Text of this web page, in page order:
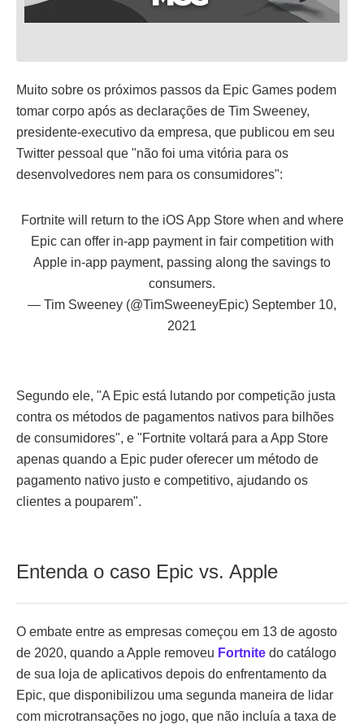
Muito sobre os próximos passos da Epic Games podem
tomar corpo após as declarações de Tim Sweeney,
presidente-executivo da empresa, que publicou em seu
Twitter pessoal que "não foi uma vitória para os
desenvolvedores nem para os consumidores":
Fortnite will return to the iOS App Store when and where
Epic can offer in-app payment in fair competition with
Apple in-app payment, passing along the savings to
consumers.
— Tim Sweeney (@TimSweeneyEpic) September 10,
2021
Segundo ele, "A Epic está lutando por competição justa
contra os métodos de pagamentos nativos para bilhões
de consumidores", e "Fortnite voltará para a App Store
apenas quando a Epic puder oferecer um método de
pagamento nativo justo e competitivo, ajudando os
clientes a pouparem".
Entenda o caso Epic vs. Apple
O embate entre as empresas começou em 13 de agosto
de 2020, quando a Apple removeu Fortnite do catálogo
de sua loja de aplicativos depois do enfrentamento da
Epic, que disponibilizou uma segunda maneira de lidar
com microtransações no jogo, que não incluía a taxa de